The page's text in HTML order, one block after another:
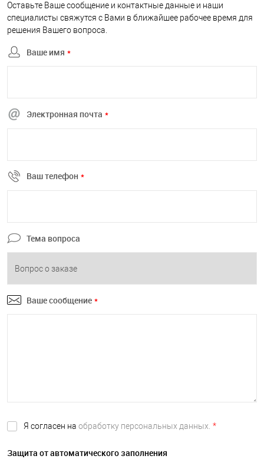
Оставьте Ваше сообщение и контактные данные и наши
специалисты свяжутся с Вами в ближайшее рабочее время для
решения Вашего вопроса.
Ваше имя *
Электронная почта *
Ваш телефон *
Тема вопроса
Ваше сообщение *
Я согласен на обработку персональных данных. *
Защита от автоматического заполнения